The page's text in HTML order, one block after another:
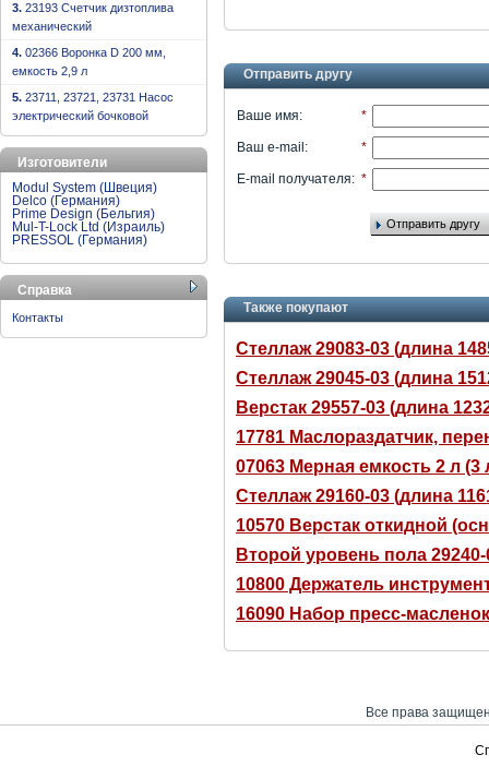
Отправить другу
Ваше имя: *
Ваш e-mail : *
E-mail получателя: *
Отправить другу
Также покупают
Стеллаж 29083-03 (длина
Стеллаж 29045-03 (длина
Верстак 29557-03 (длина
17781 Маслораздатчик,
07063 Мерная емкость 2 л (3
Стеллаж 29160-03 (длина
10570 Верстак откидной
Второй уровень пола
10800 Держатель
16090 Набор пресс-
3. 23193 Счетчик дизтоплива
механический
4. 02366 Воронка D 200 мм,
емкость 2,9 л
5. 23711, 23721, 23731 Насос
электрический бочковой
Изготовители
Modul System (Швеция)
Delco (Германия)
Prime Design (Бельгия)
Mul-T-Lock Ltd (Израиль)
PRESSOL (Германия)
Справка
Контакты
Все права